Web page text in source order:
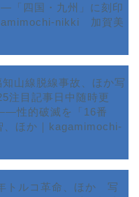
「四国・九州」に刻印
nikki 加賀美
山線脱線事故、ほか写
注目記事日中随時更
性的破滅を「16番
、ほか｜kagamimochi-
トルコ革命、ほか 写
ホーム
サービス